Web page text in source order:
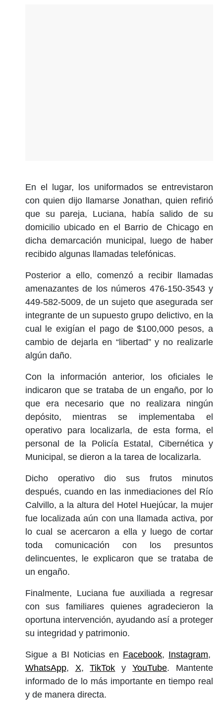
En el lugar, los uniformados se entrevistaron
con quien dijo llamarse Jonathan, quien refirió
que su pareja, Luciana, había salido de su
domicilio ubicado en el Barrio de Chicago en
dicha demarcación municipal, luego de haber
recibido algunas llamadas telefónicas.
Posterior a ello, comenzó a recibir llamadas
amenazantes de los números 476-150-3543 y
449-582-5009, de un sujeto que asegurada ser
integrante de un supuesto grupo delictivo, en la
cual le exigían el pago de $100,000 pesos, a
cambio de dejarla en “libertad” y no realizarle
algún daño.
Con la información anterior, los oficiales le
indicaron que se trataba de un engaño, por lo
que era necesario que no realizara ningún
depósito, mientras se implementaba el
operativo para localizarla, de esta forma, el
personal de la Policía Estatal, Cibernética y
Municipal, se dieron a la tarea de localizarla.
Dicho operativo dio sus frutos minutos
después, cuando en las inmediaciones del Río
Calvillo, a la altura del Hotel Huejúcar, la mujer
fue localizada aún con una llamada activa, por
lo cual se acercaron a ella y luego de cortar
toda comunicación con los presuntos
delincuentes, le explicaron que se trataba de
un engaño.
Finalmente, Luciana fue auxiliada a regresar
con sus familiares quienes agradecieron la
oportuna intervención, ayudando así a proteger
su integridad y patrimonio.
Sigue a BI Noticias en Facebook, Instagram,
WhatsApp, X,TikTok yYouTube. Mantente
informado de lo más importante en tiempo real
y de manera directa.